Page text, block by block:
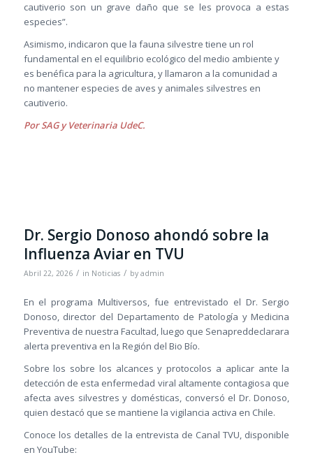
cautiverio son un grave daño que se les provoca a estas
especies”.
Asimismo, indicaron que la fauna silvestre tiene un rol
fundamental en el equilibrio ecológico del medio ambiente y
es benéfica para la agricultura, y llamaron a la comunidad a
no mantener especies de aves y animales silvestres en
cautiverio.
Por SAG y Veterinaria UdeC.
Dr. Sergio Donoso ahondó sobre la
Influenza Aviar en TVU
Abril 22, 2026 / in Noticias / by admin
En el programa Multiversos, fue entrevistado el Dr. Sergio
Donoso, director del Departamento de Patología y Medicina
Preventiva de nuestra Facultad, luego que Senapreddeclarara
alerta preventiva en la Región del Bio Bío.
Sobre los sobre los alcances y protocolos a aplicar ante la
detección de esta enfermedad viral altamente contagiosa que
afecta aves silvestres y domésticas, conversó el Dr. Donoso,
quien destacó que se mantiene la vigilancia activa en Chile.
Conoce los detalles de la entrevista de Canal TVU, disponible
en YouTube: